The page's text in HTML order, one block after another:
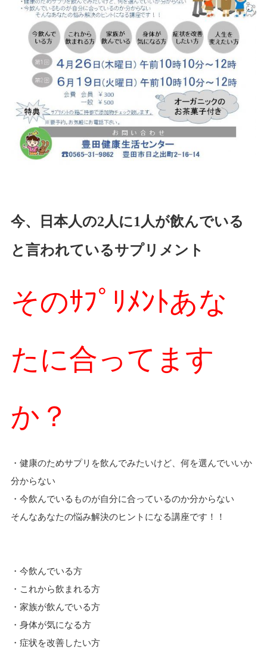
今、日本人の2人に1 人が飲んでいる
と言われているサプリメント
そのｻﾌﾟﾘﾒﾝﾄあな
たに合ってます
か？
・健康のためサプリを飲んでみたいけど、何を選んでいいか
分からない
・今飲んでいるものが自分に合っているのか分からない
そんなあなたの悩み解決のヒントになる講座です！！
・今飲んでいる方
・これから飲まれる方
・家族が飲んでいる方
・身体が気になる方
・症状を改善したい方